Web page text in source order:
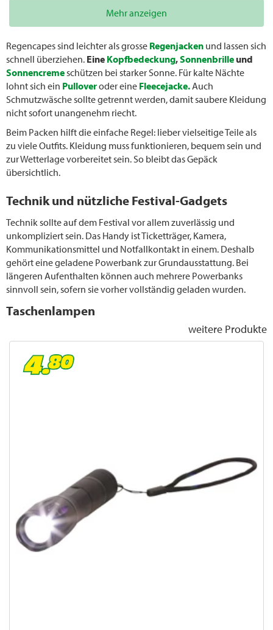
Mehr anzeigen
Regencapes sind leichter als grosse Regenjacken und lassen sich
schnell überziehen. Eine Kopfbedeckung,Sonnenbrille und
Sonnencremeschützen bei starker Sonne. Für kalte Nächte
lohnt sich ein Pulloveroder eine Fleecejacke.Auch
Schmutzwäsche sollte getrennt werden, damit saubere Kleidung
nicht sofort unangenehm riecht.
Beim Packen hilft die einfache Regel: lieber vielseitige Teile als
zu viele Outfits. Kleidung muss funktionieren, bequem sein und
zur Wetterlage vorbereitet sein. So bleibt das Gepäck
übersichtlich.
Technik und nützliche Festival-Gadgets
Technik sollte auf dem Festival vor allem zuverlässig und
unkompliziert sein. Das Handy ist Ticketträger, Kamera,
Kommunikationsmittel und Notfallkontakt in einem. Deshalb
gehört eine geladene Powerbank zur Grundausstattung. Bei
längeren Aufenthalten können auch mehrere Powerbanks
sinnvoll sein, sofern sie vorher vollständig geladen wurden.
Taschenlampen
weitere Produkte